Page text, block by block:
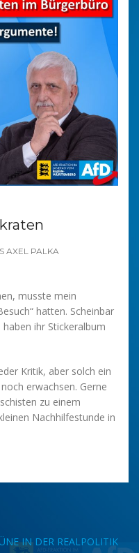
AXEL PALKA
musste mein
hatten. Scheinbar
ihr Stickeralbum
Kritik, aber solch ein
erwachsen. Gerne
zu einem
Nachhilfestunde in
IN DER REALPOLITIK